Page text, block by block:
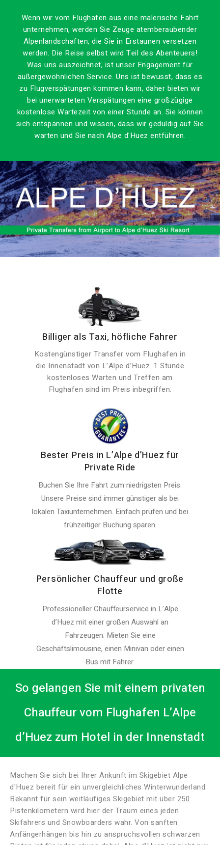
Wenn wir vom Flughafen aus eine malerische Fahrt
unternehmen, werden Sie Zeuge atemberaubender
Alpenlandschaften, die Sie in Erstaunen versetzen
werden. Die Reise selbst wird Teil des Abenteuers!
Was uns auszeichnet, ist unser Engagement für
außergewöhnlichen Service. Uns ist bewusst, dass es
zu Flugverspätungen kommen kann, daher bieten wir
bei unerwarteten Verspätungen eine großzügige
kostenlose Wartezeit von einer Stunde an. Sie können
sich entspannen und wissen, dass wir geduldig auf Sie
warten und Sie nach Alpe d'Huez entführen.
Billiger als Taxi, höfliche Fahrer
Kostengünstiger Transfer vom Flughafen in
die Innenstadt von L’Alpe d’Huez. 1 Stunde
kostenloses Warten und Treffen am
Flughafen sind im Preis inbegriffen.
Bester Preis in L’Alpe d’Huez für
Private Ride
Buchen Sie Ihre Fahrt zum niedrigsten Preis.
Unsere Preise sind immer günstiger als bei
lokalen Taxiunternehmen. Einfach prüfen und bei
frühzeitiger Buchung sparen.
Persönlicher Chauffeur und große
Flotte
Professioneller Chauffeurservice in L’Alpe
d’Huez mit einer großen Auswahl an
Fahrzeugen. Mieten Sie eine
Geschäftslimousine, einen Minivan oder einen
Bus mit Fahrer.
So gelangen Sie mit einem privaten
Chauffeur vom Flughafen L’Alpe
d’Huez zum Hotel in der Innenstadt
Machen Sie sich bei Ihrer Ankunft im Skigebiet Alpe
d'Huez bereit für ein unvergleichliches Winterwunderland.
Bekannt für sein weitläufiges Skigebiet mit über 250
Pistenkilometern wird hier der Traum eines jeden
Skifahrers und Snowboarders wahr. Von sanften
Anfängerhängen bis hin zu anspruchsvollen schwarzen